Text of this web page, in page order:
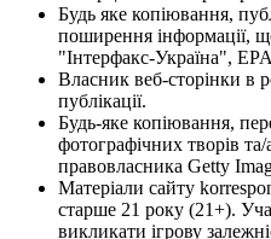
Будь яке копіювання,
поширення інформації,
"Інтерфакс-Україна",
Власник веб-сторінки в
публікації.
Будь-яке копіювання,
фотографічних творів та/
правовласника Getty
Матеріали сайту
старше 21 року (21+).
викликати ігрову